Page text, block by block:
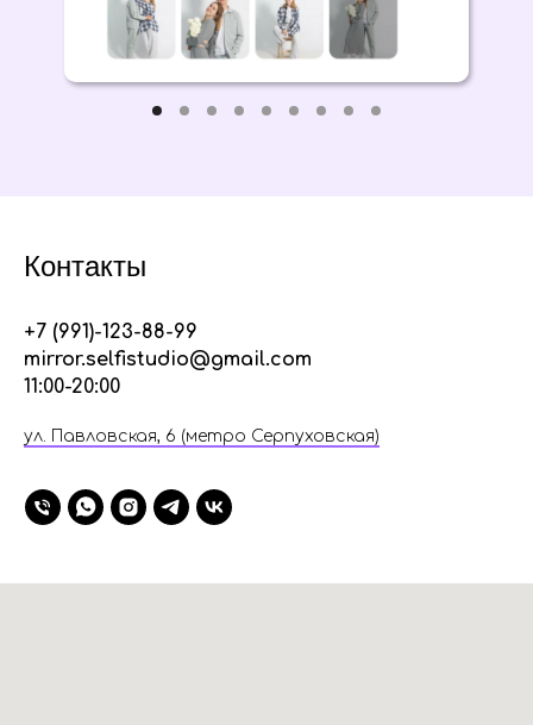
Контакты
+7 (991)-123-88-99
mirror.selfistudio@gmail.com
11:00-20:00
ул. Павловская, 6 (метро Серпуховская)